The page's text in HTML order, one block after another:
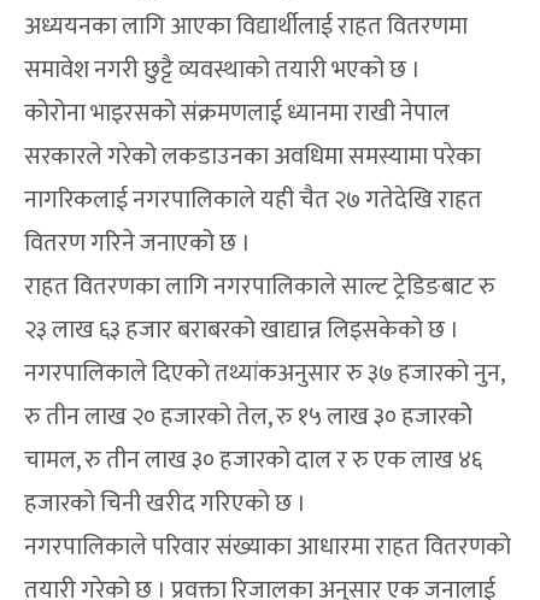
अध्ययनका लागि आएका विद्यार्थीलाई राहत वितरणमा
समावेश नगरी छुट्टै व्यवस्थाको तयारी भएको छ ।
कोरोना भाइरसको संक्रमणलाई ध्यानमा राखी नेपाल
सरकारले गरेको लकडाउनका अवधिमा समस्यामा परेका
नागरिकलाई नगरपालिकाले यही चैत २७ गतेदेखि राहत
वितरण गरिने जनाएको छ ।
राहत वितरणका लागि नगरपालिकाले साल्ट ट्रेडिङबाट रु
२३ लाख ६३ हजार बराबरको खाद्यान्न लिइसकेको छ ।
नगरपालिकाले दिएको तथ्यांकअनुसार रु ३७ हजारको नुन,
रु तीन लाख २० हजारको तेल, रु १५ लाख ३० हजारकोे
चामल, रु तीन लाख ३० हजारको दाल र रु एक लाख ४६
हजारको चिनी खरीद गरिएको छ ।
नगरपालिकाले परिवार संख्याका आधारमा राहत वितरणको
तयारी गरेको छ । प्रवक्ता रिजालका अनुसार एक जनालाई